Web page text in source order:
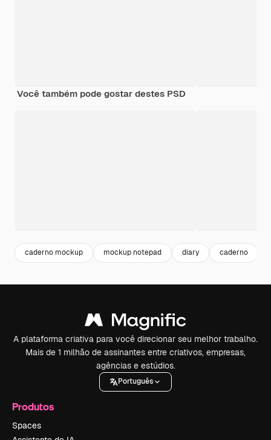
Você também pode gostar destes PSD
caderno mockup mockup notepad diary caderno
A plataforma criativa para você direcionar seu melhor trabalho.
Mais de 1 milhão de assinantes entre criativos, empresas,
agências e estúdios.
Português
Produtos
Spaces